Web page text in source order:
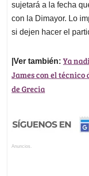
sujetará a la fecha
con la Dimayor. Lo
si dejen hacer el
|Ver también: Ya
James con el técnico
de Grecia
Anuncios.